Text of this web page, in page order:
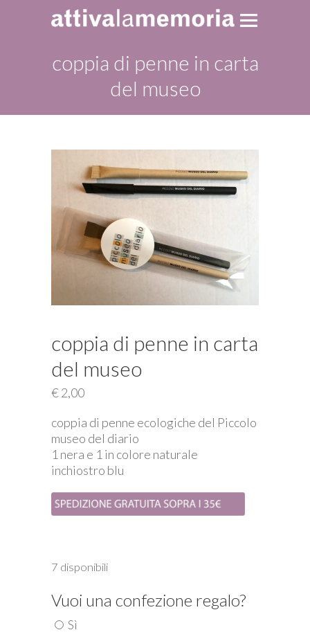
coppia di penne in carta
del museo
coppia di penne in carta
del museo
€2,00
coppia di penne ecologiche del Piccolo
museo del diario
1 nera e 1 in colore naturale
inchiostro blu
7 disponibili
Vuoi una confezione regalo?
Sì